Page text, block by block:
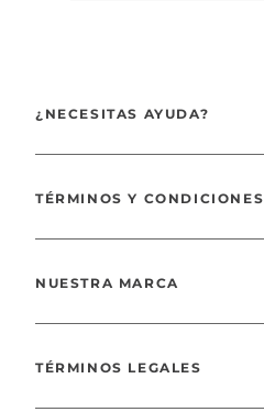
¿NECESITAS AYUDA?
TÉRMINOS Y CONDICIONES
NUESTRA MARCA
TÉRMINOS LEGALES